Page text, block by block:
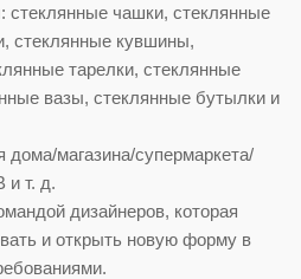
стеклянные чашки, стеклянные
стеклянные кувшины,
тарелки, стеклянные
вазы, стеклянные бутылки и
магазина/супермаркета/
и т. д.
дизайнеров, которая
и открыть новую форму в